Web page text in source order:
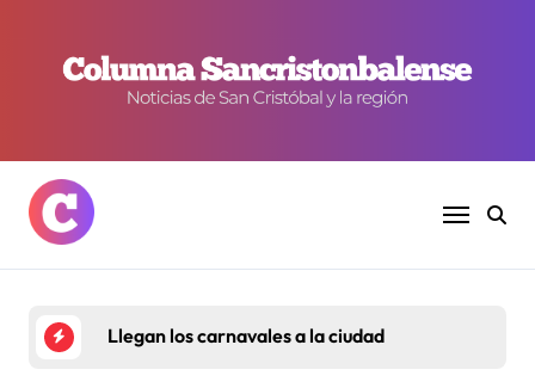
contenido
Llegan los carnavales a la ciudad